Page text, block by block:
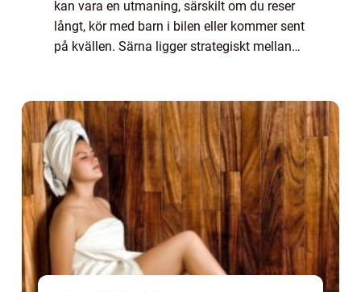
kan vara en utmaning, särskilt om du reser
långt, kör med barn i bilen eller kommer sent
på kvällen. Särna ligger strategiskt mellan